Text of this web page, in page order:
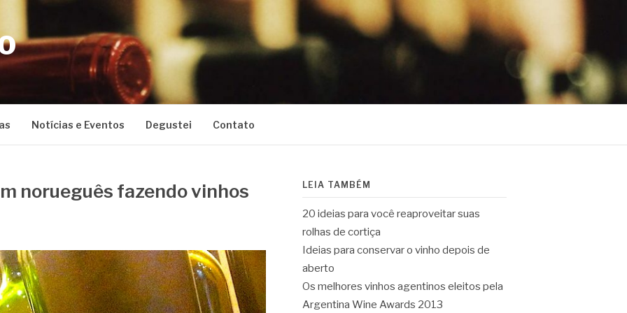
Notícias e Eventos Degustei Contato
norueguês fazendo vinhos
LEIA TAMBÉM
20 ideias para você reaproveitar suas
rolhas de cortiça
Ideias para conservar o vinho depois de
aberto
Os melhores vinhos agentinos eleitos pela
Argentina Wine Awards 2013